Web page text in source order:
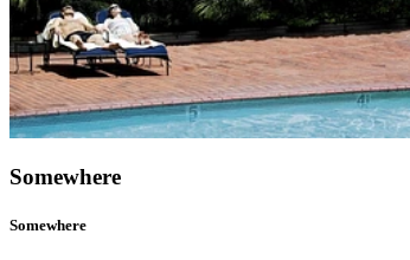
Somewhere
Somewhere